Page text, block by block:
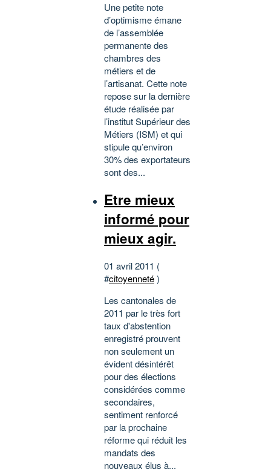
Une petite note
d’optimisme émane
de l’assemblée
permanente des
chambres des
métiers et de
l’artisanat. Cette note
repose sur la dernière
étude réalisée par
l’institut Supérieur des
Métiers (ISM) et qui
stipule qu’environ
30% des exportateurs
sont des...
Etre mieux
informé pour
mieux agir.
01 avril 2011 (
#citoyenneté)
Les cantonales de
2011 par le très fort
taux d'abstention
enregistré prouvent
non seulement un
évident désintérêt
pour des élections
considérées comme
secondaires,
sentiment renforcé
par la prochaine
réforme qui réduit les
mandats des
nouveaux élus à...